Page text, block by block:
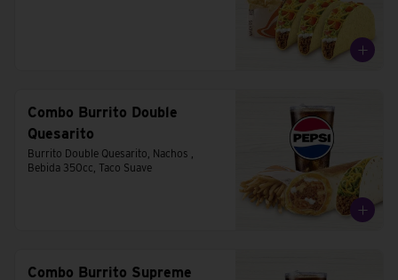
Combo Burrito Double
Quesarito
Burrito Double Quesarito, Nachos ,
Bebida 350cc, Taco Suave
Combo Burrito Supreme